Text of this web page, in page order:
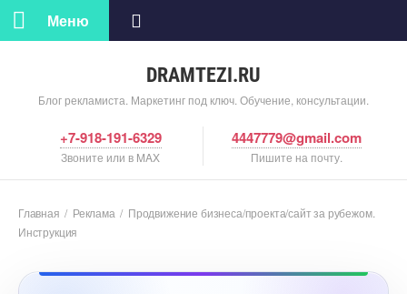
DRAMTEZI.RU
Блог рекламиста. Маркетинг под ключ. Обучение, консультации.
Меню
+7-918-191-6329
Звоните или в MAX
4447779@gmail.com
Пишите на почту.
Главная / Реклама / Продвижение бизнеса/проекта/сайт за рубежом.
Инструкция